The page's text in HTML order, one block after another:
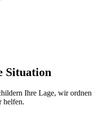
Situation
Ihre Lage, wir ordnen
helfen.